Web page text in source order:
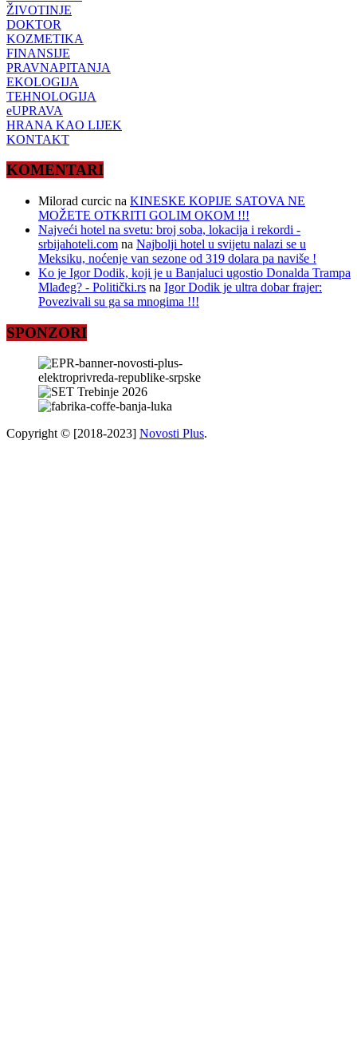
ŽIVOTINJE
DOKTOR
KOZMETIKA
FINANSIJE
PRAVNAPITANJA
EKOLOGIJA
TEHNOLOGIJA
eUPRAVA
HRANA KAO LIJEK
KONTAKT
KOMENTARI
Milorad curcic na KINESKE KOPIJE SATOVA NE
MOŽETE OTKRITI GOLIM OKOM !!!
Najveći hotel na svetu: broj soba, lokacija i rekordi -
srbijahoteli.com na Najbolji hotel u svijetu nalazi se u
Meksiku, noćenje van sezone od 319 dolara pa naviše !
Ko je Igor Dodik, koji je u Banjaluci ugostio Donalda Trampa
Mlađeg? - Politički.rs na Igor Dodik je ultra dobar frajer:
Povezivali su ga sa mnogima !!!
SPONZORI
Copyright © [2018-2023] Novosti Plus.